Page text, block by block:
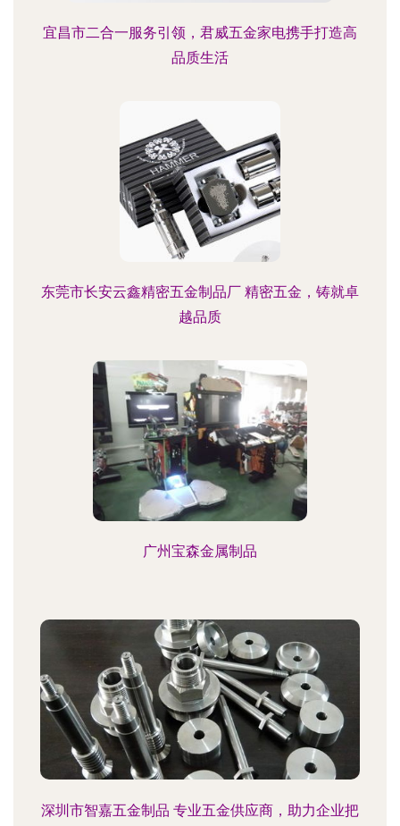
宜昌市二合一服务引领，君威五金家电携手打造高
品质生活
东莞市长安云鑫精密五金制品厂 精密五金，铸就卓
越品质
广州宝森金属制品
深圳市智嘉五金制品 专业五金供应商，助力企业把